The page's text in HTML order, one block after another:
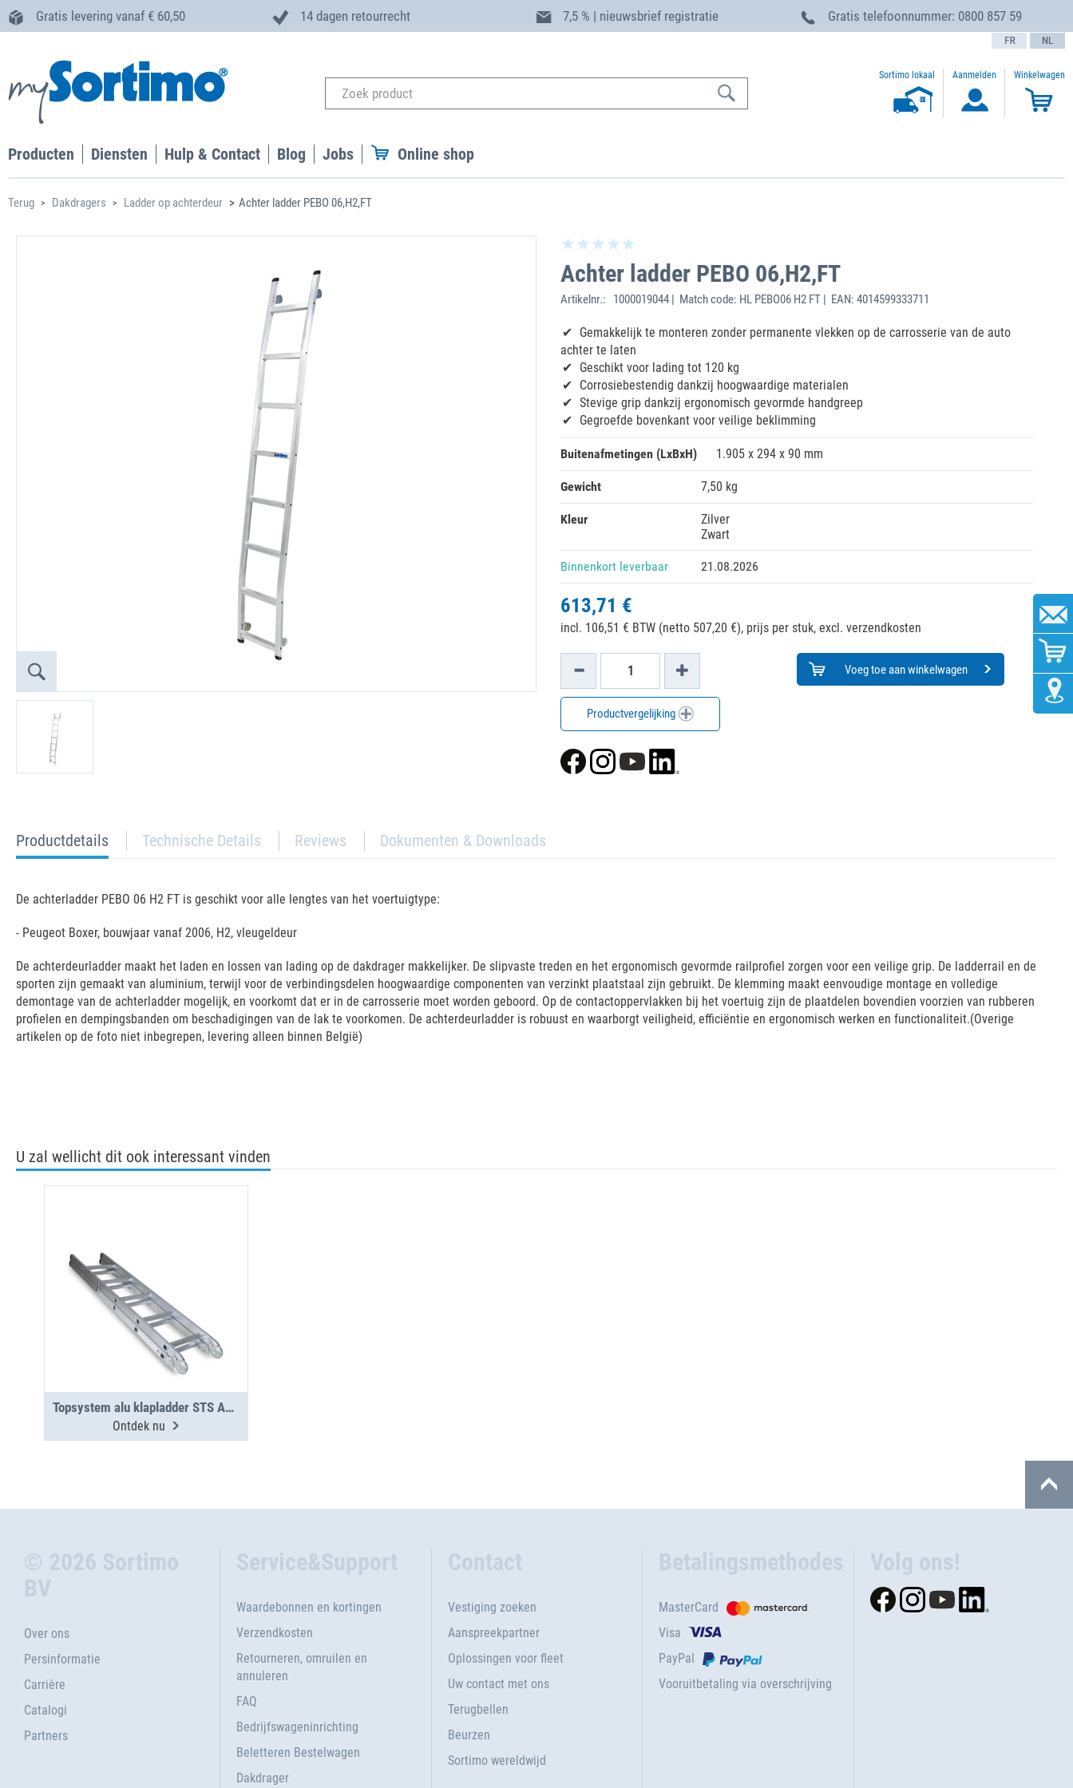
Gratis levering vanaf € 60,50 14 dagen retourrecht 7,5 % | nieuwsbrief registratie Gratis telefoonnummer: 0800 857 59
text.language
Sortimo lokaal Aanmelden Winkelwagen
Producten Diensten Hulp & Contact Blog Jobs Online shop
Terug Dakdragers Ladder op achterdeur Achter ladder PEBO 06,H2,FT
Achter ladder PEBO 06,H2,FT
Artikelnr.: 1000019044 | Match code: HL PEBO06 H2 FT | EAN: 4014599333711
Gemakkelijk te monteren zonder permanente vlekken op de carrosserie van de auto
achter te laten
Geschikt voor lading tot 120 kg
Corrosiebestendig dankzij hoogwaardige materialen
Stevige grip dankzij ergonomisch gevormde handgreep
Gegroefde bovenkant voor veilige beklimming
Buitenafmetingen (LxBxH) 1.905 x 294 x 90 mm
Gewicht 7,50 kg
Kleur
Zilver
Zwart
Binnenkort leverbaar 21.08.2026
613,71 €
incl. 106,51 € BTW (netto 507,20 €), prijs per stuk, excl. verzendkosten
Voeg toe aan winkelwagen
Productvergelijking
current
tab:
Productdetails Technische Details Reviews Dokumenten & Downloads
De achterladder PEBO 06 H2 FT is geschikt voor alle lengtes van het voertuigtype:
- Peugeot Boxer, bouwjaar vanaf 2006, H2, vleugeldeur
De achterdeurladder maakt het laden en lossen van lading op de dakdrager makkelijker. De slipvaste treden en het ergonomisch gevormde railprofiel zorgen voor een veilige grip. De ladderrail en de
sporten zijn gemaakt van aluminium, terwijl voor de verbindingsdelen hoogwaardige componenten van verzinkt plaatstaal zijn gebruikt. De klemming maakt eenvoudige montage en volledige
demontage van de achterladder mogelijk, en voorkomt dat er in de carrosserie moet worden geboord. Op de contactoppervlakken bij het voertuig zijn de plaatdelen bovendien voorzien van rubberen
profielen en dempingsbanden om beschadigingen van de lak te voorkomen. De achterdeurladder is robuust en waarborgt veiligheid, efficiëntie en ergonomisch werken en functionaliteit.(Overige
artikelen op de foto niet inbegrepen, levering alleen binnen België)
U zal wellicht dit ook interessant vinden
Topsystem alu klapladder STS AKL 3000
Ontdek nu
© 2026 Sortimo
BV
Over ons
Persinformatie
Carrière
Catalogi
Partners
Service&Support
Waardebonnen en kortingen
Verzendkosten
Retourneren, omruilen en
annuleren
FAQ
Bedrijfswageninrichting
Beletteren Bestelwagen
Dakdrager
Contact
Vestiging zoeken
Aanspreekpartner
Oplossingen voor fleet
Uw contact met ons
Terugbellen
Beurzen
Sortimo wereldwijd
Betalingsmethodes
MasterCard
Visa
PayPal
Vooruitbetaling via overschrijving
Volg ons!